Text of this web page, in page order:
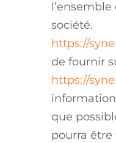
société.
https://
de fournir
https://
que
pourra être